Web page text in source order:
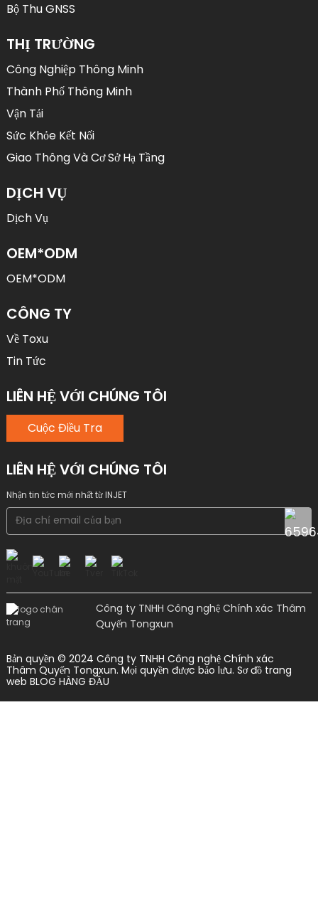
Bộ Thu GNSS
THỊ TRƯỜNG
Công Nghiệp Thông Minh
Thành Phố Thông Minh
Vận Tải
Sức Khỏe Kết Nối
Giao Thông Và Cơ Sở Hạ Tầng
DỊCH VỤ
Dịch Vụ
OEM*ODM
OEM*ODM
CÔNG TY
Về Toxu
Tin Tức
LIÊN HỆ VỚI CHÚNG TÔI
Cuộc Điều Tra
LIÊN HỆ VỚI CHÚNG TÔI
Nhận tin tức mới nhất từ ​​INJET
Công ty TNHH Công nghệ Chính xác Thâm
Quyến Tongxun
Bản quyền © 2024 Công ty TNHH Công nghệ Chính xác
Thâm Quyến Tongxun. Mọi quyền được bảo lưu. Sơ đồ trang
web BLOG HÀNG ĐẦU